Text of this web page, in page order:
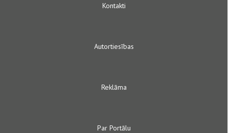
Kontakti
Autortiesības
Reklāma
Par Portālu